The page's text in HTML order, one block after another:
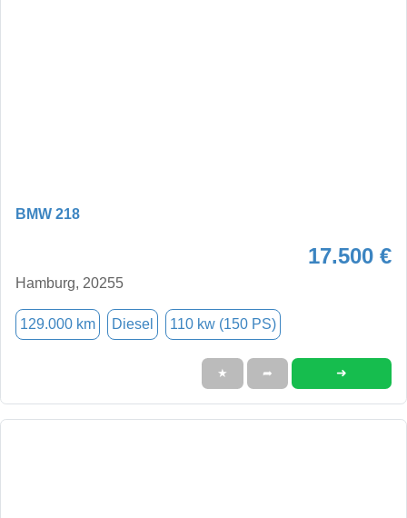
BMW 218
17.500 €
Hamburg, 20255
129.000 km Diesel 110 kw (150 PS)
★ ➦ ➜